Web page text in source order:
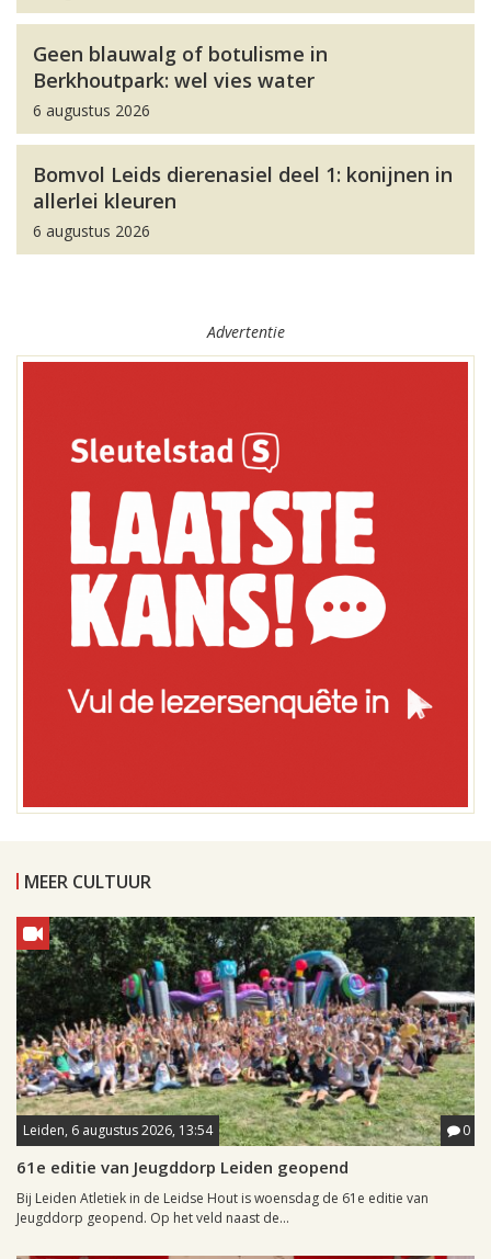
Geen blauwalg of botulisme in
Berkhoutpark: wel vies water
6 augustus 2026
Bomvol Leids dierenasiel deel 1: konijnen in
allerlei kleuren
6 augustus 2026
Advertentie
MEER CULTUUR
Leiden, 6 augustus 2026, 13:54 0
61e editie van Jeugddorp Leiden geopend
Bij Leiden Atletiek in de Leidse Hout is woensdag de 61e editie van
Jeugddorp geopend. Op het veld naast de...